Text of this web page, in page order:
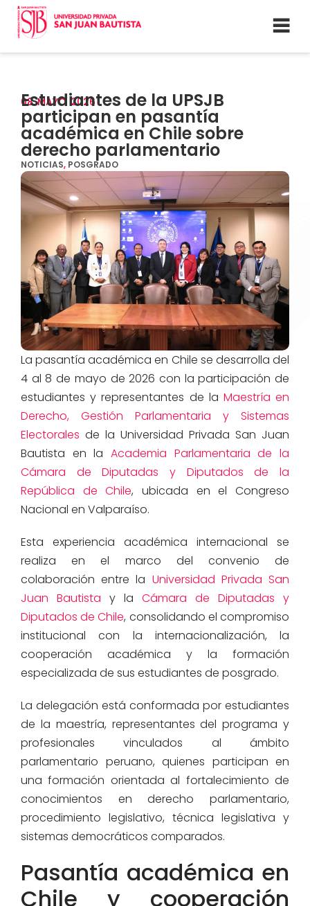
08 MAYO 2026
Estudiantes de la UPSJB
participan en pasantía
académica en Chile sobre
derecho parlamentario
NOTICIAS, POSGRADO
La pasantía académica en Chile se desarrolla del
4 al 8 de mayo de 2026 con la participación de
estudiantes y representantes de la Maestría en
Derecho, Gestión Parlamentaria y Sistemas
Electorales de la Universidad Privada San Juan
Bautista en la Academia Parlamentaria de la
Cámara de Diputadas y Diputados de la
República de Chile, ubicada en el Congreso
Nacional en Valparaíso.
Esta experiencia académica internacional se
realiza en el marco del convenio de
colaboración entre la Universidad Privada San
Juan Bautista y la Cámara de Diputadas y
Diputados de Chile, consolidando el compromiso
institucional con la internacionalización, la
cooperación académica y la formación
especializada de sus estudiantes de posgrado.
La delegación está conformada por estudiantes
de la maestría, representantes del programa y
profesionales vinculados al ámbito
parlamentario peruano, quienes participan en
una formación orientada al fortalecimiento de
conocimientos en derecho parlamentario,
procedimiento legislativo, técnica legislativa y
sistemas democráticos comparados.
Pasantía académica en
Chile y cooperación